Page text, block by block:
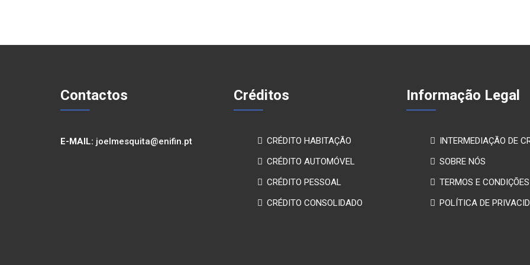
Contactos
E-MAIL: joelmesquita@enifin.pt
Créditos
CRÉDITO HABITAÇÃO
CRÉDITO AUTOMÓVEL
CRÉDITO PESSOAL
CRÉDITO CONSOLIDADO
Informação Legal
INTERMEDIAÇÃO DE
SOBRE NÓS
TERMOS E CONDIÇÕES
POLÍTICA DE